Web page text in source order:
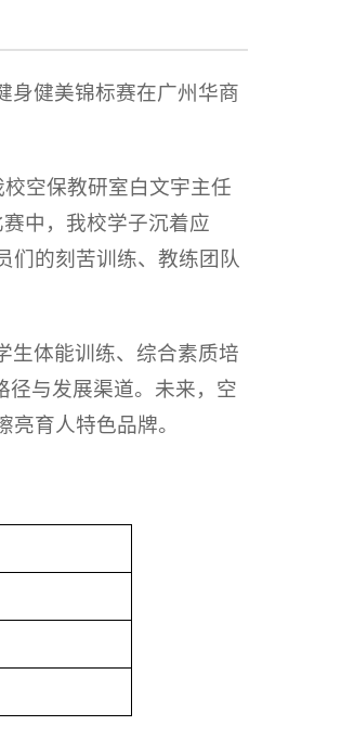
身健美锦标赛在广州华商
空保教研室白文宇主任
中，我校学子沉着应
们的刻苦训练、教练团队
生体能训练、综合素质培
径与发展渠道。未来，空
育人特色品牌。